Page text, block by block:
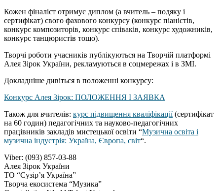
Кожен фіналіст отримує диплом (а вчитель – подяку і
сертифікат) свого фахового конкурсу (конкурс піаністів,
конкурс композиторів, конкурс співаків, конкурс художників,
конкурс танцюристів тощо).
Творчі роботи учасників публікуються на Творчій платформі
Алея Зірок України, рекламуються в соцмережах і в ЗМІ.
Докладніше дивіться в положенні конкурсу:
Конкурс Алея Зірок: ПОЛОЖЕННЯ І ЗАЯВКА
Також для вчителів: курс підвищення кваліфікації(сертифікат
на 60 годин) педагогічних та науково-педагогічних
працівників закладів мистецької освіти “Музична освіта і
музична індустрія: Україна, Європа, світ“.
Viber: (093) 857-03-88
Алея Зірок України
ТО “Сузір’я Україна”
Творча екосистема “Музика”